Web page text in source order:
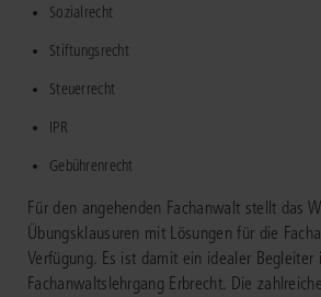
Sozialrecht
Stiftungsrecht
Steuerrecht
IPR
Gebührenrecht
Für den angehenden Fachanwalt stellt das
Übungsklausuren mit Lösungen für die
Verfügung. Es ist damit ein idealer Begleiter
Fachanwaltslehrgang Erbrecht. Die